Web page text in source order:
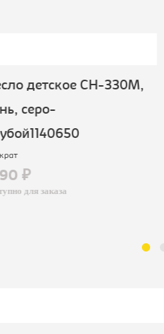
детское CH-330M,
серо-
₽
для заказа